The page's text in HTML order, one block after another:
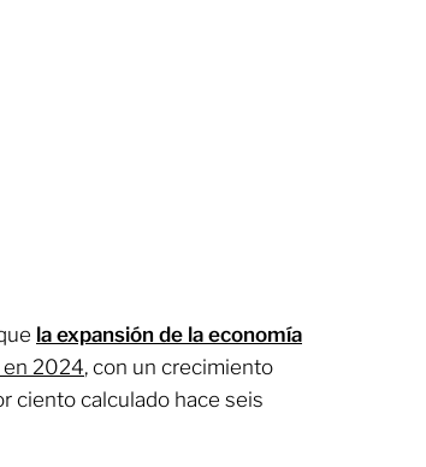
la expansión de la economía
2024, con un crecimiento
ciento calculado hace seis